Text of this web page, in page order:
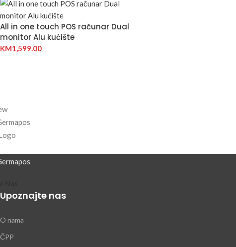
All in one touch POS računar Dual
monitor Alu kućište
KM1,599.00
Upoznajte nas
O nama
ČPP